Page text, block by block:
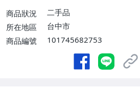
商品狀況
二手品
所在地區
台中市
商品編號
101745682753